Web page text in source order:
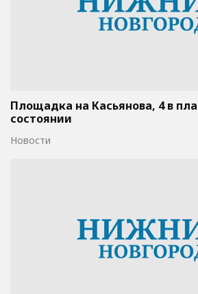
Площадка на Касьянова, 4 в
состоянии
Новости